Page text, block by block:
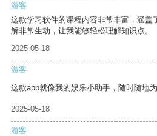
游客
这款学习软件的课程内容非常丰富，涵盖
解非常生动，让我能够轻松理解知识点。
2025-05-18
游客
这款app就像我的娱乐小助手，随时随地
2025-05-18
游客